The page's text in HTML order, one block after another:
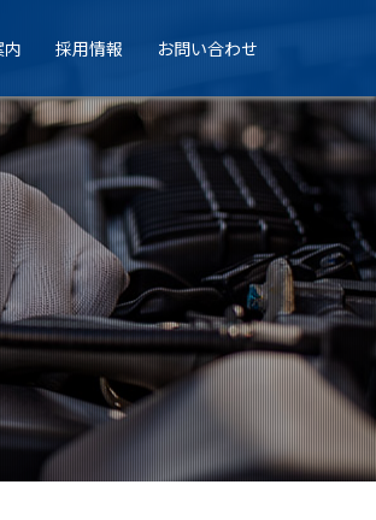
採用情報 お問い合わせ